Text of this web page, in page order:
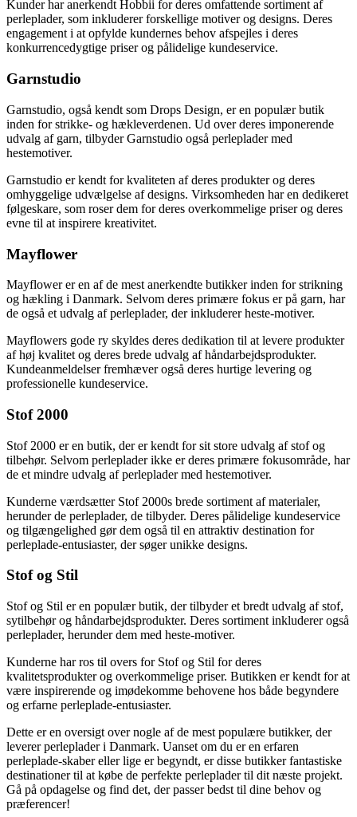
Kunder har anerkendt Hobbii for deres omfattende sortiment af
perleplader, som inkluderer forskellige motiver og designs. Deres
engagement i at opfylde kundernes behov afspejles i deres
konkurrencedygtige priser og pålidelige kundeservice.
Garnstudio
Garnstudio, også kendt som Drops Design, er en populær butik
inden for strikke- og hækleverdenen. Ud over deres imponerende
udvalg af garn, tilbyder Garnstudio også perleplader med
hestemotiver.
Garnstudio er kendt for kvaliteten af deres produkter og deres
omhyggelige udvælgelse af designs. Virksomheden har en dedikeret
følgeskare, som roser dem for deres overkommelige priser og deres
evne til at inspirere kreativitet.
Mayflower
Mayflower er en af de mest anerkendte butikker inden for strikning
og hækling i Danmark. Selvom deres primære fokus er på garn, har
de også et udvalg af perleplader, der inkluderer heste-motiver.
Mayflowers gode ry skyldes deres dedikation til at levere produkter
af høj kvalitet og deres brede udvalg af håndarbejdsprodukter.
Kundeanmeldelser fremhæver også deres hurtige levering og
professionelle kundeservice.
Stof 2000
Stof 2000 er en butik, der er kendt for sit store udvalg af stof og
tilbehør. Selvom perleplader ikke er deres primære fokusområde, har
de et mindre udvalg af perleplader med hestemotiver.
Kunderne værdsætter Stof 2000s brede sortiment af materialer,
herunder de perleplader, de tilbyder. Deres pålidelige kundeservice
og tilgængelighed gør dem også til en attraktiv destination for
perleplade-entusiaster, der søger unikke designs.
Stof og Stil
Stof og Stil er en populær butik, der tilbyder et bredt udvalg af stof,
sytilbehør og håndarbejdsprodukter. Deres sortiment inkluderer også
perleplader, herunder dem med heste-motiver.
Kunderne har ros til overs for Stof og Stil for deres
kvalitetsprodukter og overkommelige priser. Butikken er kendt for at
være inspirerende og imødekomme behovene hos både begyndere
og erfarne perleplade-entusiaster.
Dette er en oversigt over nogle af de mest populære butikker, der
leverer perleplader i Danmark. Uanset om du er en erfaren
perleplade-skaber eller lige er begyndt, er disse butikker fantastiske
destinationer til at købe de perfekte perleplader til dit næste projekt.
Gå på opdagelse og find det, der passer bedst til dine behov og
præferencer!